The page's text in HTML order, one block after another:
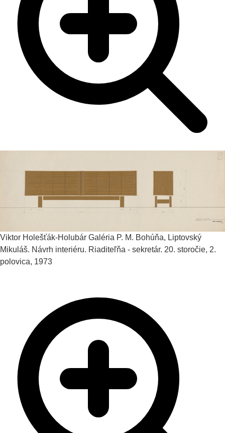
Viktor Holešťák-Holubár Galéria P. M. Bohúňa, Liptovský
Mikuláš. Návrh interiéru. Riaditeľňa - sekretár. 20. storočie, 2.
polovica, 1973